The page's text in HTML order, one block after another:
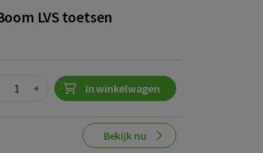
LVS toetsen
+ In winkelwagen
Bekijk nu